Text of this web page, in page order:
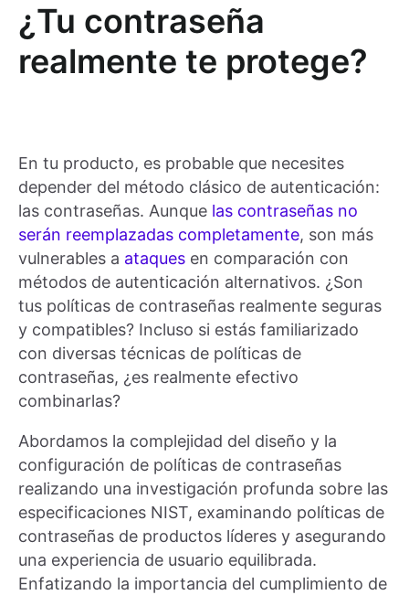
¿Tu contraseña
realmente te protege?
En tu producto, es probable que necesites
depender del método clásico de autenticación:
las contraseñas. Aunque las contraseñas no
serán reemplazadas completamente, son más
vulnerables a ataques en comparación con
métodos de autenticación alternativos. ¿Son
tus políticas de contraseñas realmente seguras
y compatibles? Incluso si estás familiarizado
con diversas técnicas de políticas de
contraseñas, ¿es realmente efectivo
combinarlas?
Abordamos la complejidad del diseño y la
configuración de políticas de contraseñas
realizando una investigación profunda sobre las
especificaciones NIST, examinando políticas de
contraseñas de productos líderes y asegurando
una experiencia de usuario equilibrada.
Enfatizando la importancia del cumplimiento de